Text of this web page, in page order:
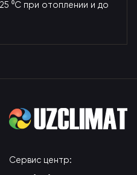
⁰С при отоплении и до
Сервис центр: